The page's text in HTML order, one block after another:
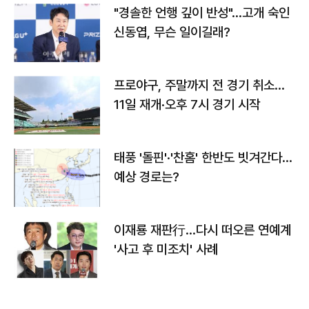
"경솔한 언행 깊이 반성"…고개 숙인
신동엽, 무슨 일이길래?
프로야구, 주말까지 전 경기 취소…
11일 재개·오후 7시 경기 시작
태풍 '돌핀'·'찬홈' 한반도 빗겨간다…
예상 경로는?
이재룡 재판行…다시 떠오른 연예계
'사고 후 미조치' 사례